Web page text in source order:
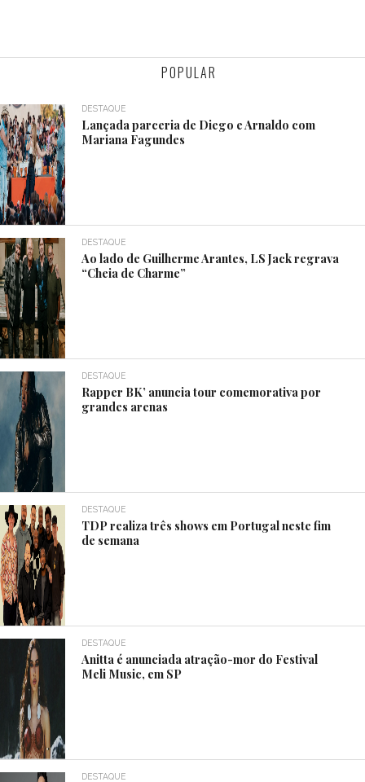
POPULAR
DESTAQUE
Lançada parceria de Diego e Arnaldo com
Mariana Fagundes
DESTAQUE
Ao lado de Guilherme Arantes, LS Jack regrava
“Cheia de Charme”
DESTAQUE
Rapper BK’ anuncia tour comemorativa por
grandes arenas
DESTAQUE
TDP realiza três shows em Portugal neste fim
de semana
DESTAQUE
Anitta é anunciada atração-mor do Festival
Meli Music, em SP
DESTAQUE